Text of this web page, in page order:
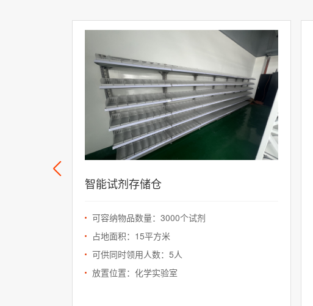
智能试剂存储仓
可容纳物品数量：3000个试剂
占地面积：15平方米
可供同时领用人数：5人
放置位置：化学实验室